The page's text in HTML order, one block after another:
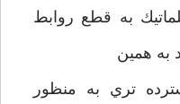
به قطع روابط
به همين
تري به منظور